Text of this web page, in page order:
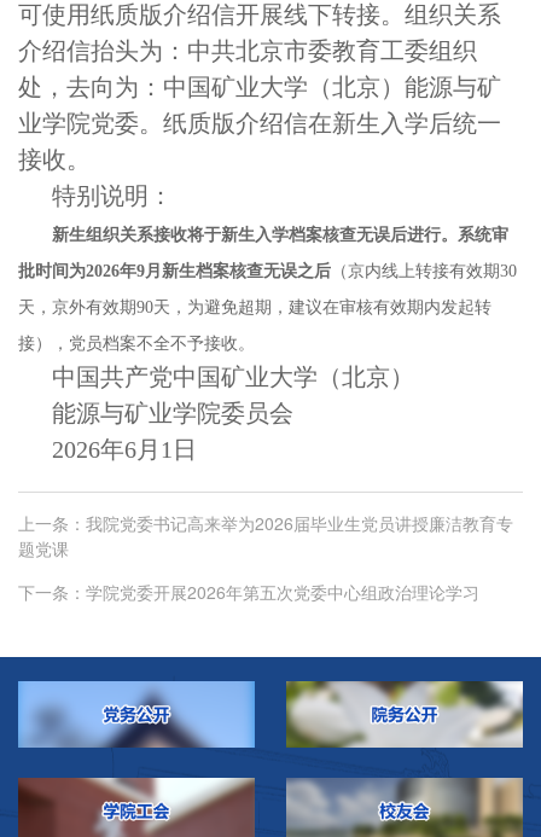
可使用纸质版介绍信开展线下转接。组织关系
介绍信抬头为：中共北京市委教育工委组织
处，去向为：中国矿业大学（北京）能源与矿
业学院党委。纸质版介绍信在新生入学后统一
接收。
特别说明：
新生组织关系接收将于新生入学档案核查无误后进行。系统审
批时间为2026年9月新生档案核查无误之后 （京内线上转接有效期30
天，京外有效期90天，为避免超期，建议在审核有效期内发起转
接），党员档案不全不予接收。
中国共产党中国矿业大学（北京）
能源与矿业学院委员会
2026年6月1日
上一条： 我院党委书记高来举为2026届毕业生党员讲授廉洁教育专
题党课
下一条： 学院党委开展2026年第五次党委中心组政治理论学习